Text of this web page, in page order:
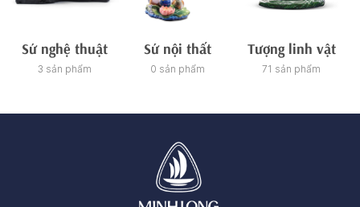
Sứ nghệ thuật
3 sản phẩm
Sứ nội thất
0 sản phẩm
Tượng linh vật
71 sản phẩm